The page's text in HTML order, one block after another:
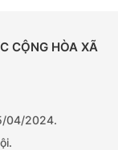
CỘNG HÒA XÃ
04/2024.